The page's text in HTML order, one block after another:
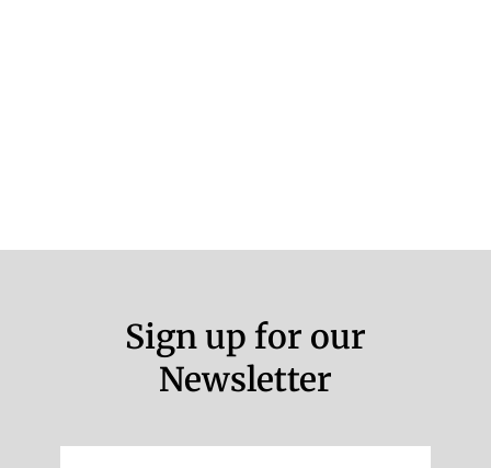
Sign up for our
Newsletter